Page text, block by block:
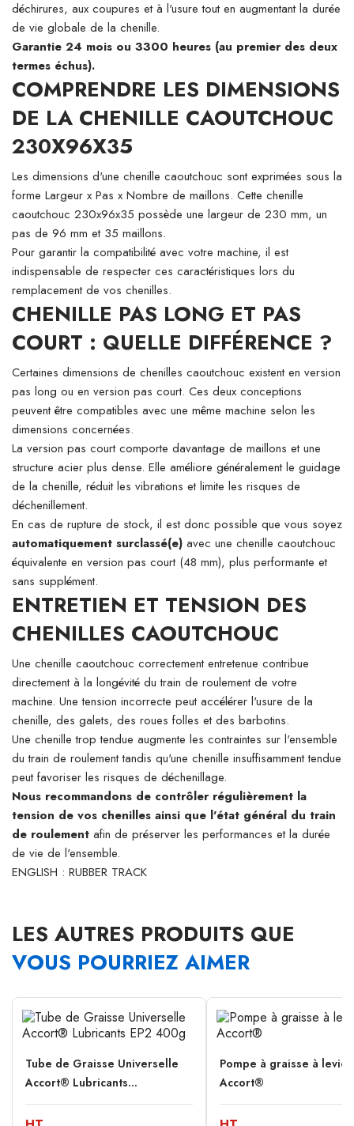
déchirures, aux coupures et à l'usure tout en augmentant la durée
de vie globale de la chenille.
Garantie 24 mois ou 3300 heures (au premier des deux
termes échus).
COMPRENDRE LES DIMENSIONS
DE LA CHENILLE CAOUTCHOUC
230X96X35
Les dimensions d'une chenille caoutchouc sont exprimées sous la
forme Largeur x Pas x Nombre de maillons. Cette chenille
caoutchouc 230x96x35 possède une largeur de 230 mm, un
pas de 96 mm et 35 maillons.
Pour garantir la compatibilité avec votre machine, il est
indispensable de respecter ces caractéristiques lors du
remplacement de vos chenilles.
CHENILLE PAS LONG ET PAS
COURT : QUELLE DIFFÉRENCE ?
Certaines dimensions de chenilles caoutchouc existent en version
pas long ou en version pas court. Ces deux conceptions
peuvent être compatibles avec une même machine selon les
dimensions concernées.
La version pas court comporte davantage de maillons et une
structure acier plus dense. Elle améliore généralement le guidage
de la chenille, réduit les vibrations et limite les risques de
déchenillement.
En cas de rupture de stock, il est donc possible que vous soyez
automatiquement surclassé(e) avec une chenille caoutchouc
équivalente en version pas court (48 mm), plus performante et
sans supplément.
ENTRETIEN ET TENSION DES
CHENILLES CAOUTCHOUC
Une chenille caoutchouc correctement entretenue contribue
directement à la longévité du train de roulement de votre
machine. Une tension incorrecte peut accélérer l'usure de la
chenille, des galets, des roues folles et des barbotins.
Une chenille trop tendue augmente les contraintes sur l'ensemble
du train de roulement tandis qu'une chenille insuffisamment tendue
peut favoriser les risques de déchenillage.
Nous recommandons de contrôler régulièrement la
tension de vos chenilles ainsi que l'état général du train
de roulement afin de préserver les performances et la durée
de vie de l'ensemble.
ENGLISH : RUBBER TRACK
LES AUTRES PRODUITS QUE
VOUS POURRIEZ AIMER
Tube de Graisse Universelle
Accort® Lubricants...
Pompe à graisse à levier
Accort®